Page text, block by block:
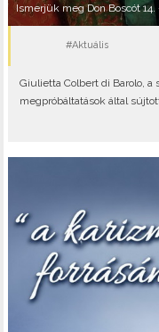
Ismerjük meg Don Boscót
#Aktuális
Giulietta Colbert di Barolo,
megpróbáltatások által